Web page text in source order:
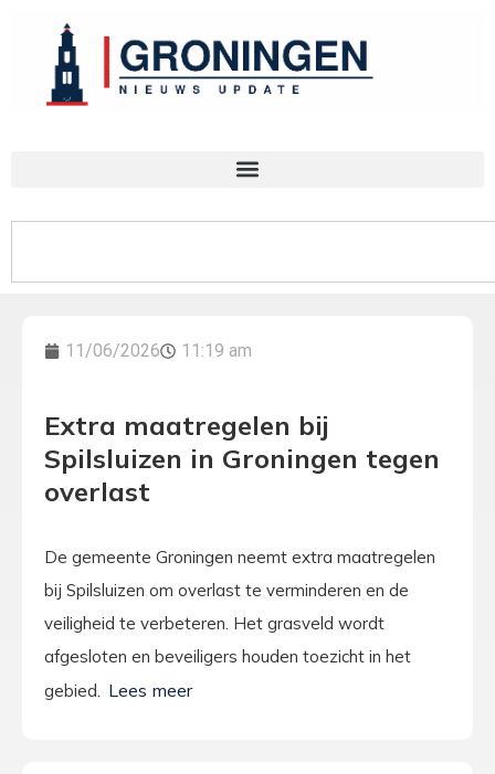
11/06/2026 11:19 am
Extra maatregelen bij
Spilsluizen in Groningen tegen
overlast
De gemeente Groningen neemt extra maatregelen
bij Spilsluizen om overlast te verminderen en de
veiligheid te verbeteren. Het grasveld wordt
afgesloten en beveiligers houden toezicht in het
gebied.